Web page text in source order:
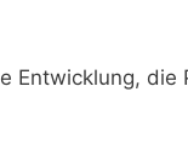
Entwicklung,